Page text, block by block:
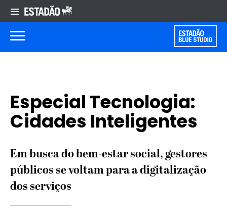
Especial Tecnologia:
Cidades Inteligentes
Em busca do bem-estar social, gestores
públicos se voltam para a digitalização
dos serviços